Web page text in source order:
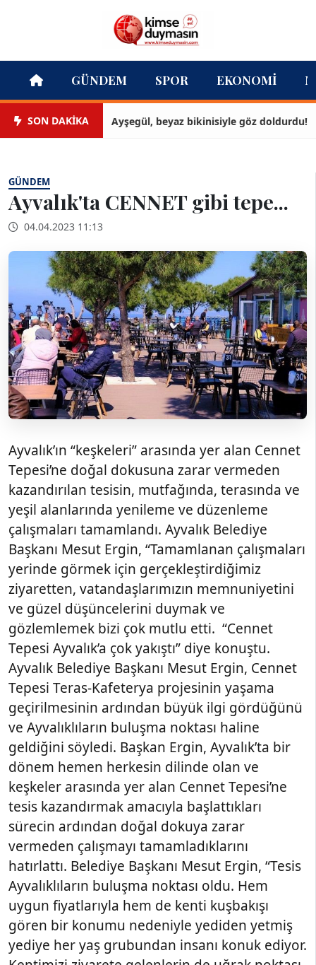
GÜNDEM SPOR EKONOMI
SON DAKİKAAyşegül, beyaz bikinisiyle göz doldurdu!
GÜNDEM
Ayvalık'ta CENNET gibi tepe...
04.04.2023 11:13
Ayvalık’ın “keşkeleri” arasında yer alan Cennet
Tepesi’ne doğal dokusuna zarar vermeden
kazandırılan tesisin, mutfağında, terasında ve
yeşil alanlarında yenileme ve düzenleme
çalışmaları tamamlandı. Ayvalık Belediye
Başkanı Mesut Ergin, “Tamamlanan çalışmaları
yerinde görmek için gerçekleştirdiğimiz
ziyaretten, vatandaşlarımızın memnuniyetini
ve güzel düşüncelerini duymak ve
gözlemlemek bizi çok mutlu etti. “Cennet
Tepesi Ayvalık’a çok yakıştı” diye konuştu.
Ayvalık Belediye Başkanı Mesut Ergin, Cennet
Tepesi Teras-Kafeterya projesinin yaşama
geçirilmesinin ardından büyük ilgi gördüğünü
ve Ayvalıklıların buluşma noktası haline
geldiğini söyledi. Başkan Ergin, Ayvalık’ta bir
dönem hemen herkesin dilinde olan ve
keşkeler arasında yer alan Cennet Tepesi’ne
tesis kazandırmak amacıyla başlattıkları
sürecin ardından doğal dokuya zarar
vermeden çalışmayı tamamladıklarını
hatırlattı. Belediye Başkanı Mesut Ergin, “Tesis
Ayvalıklıların buluşma noktası oldu. Hem
uygun fiyatlarıyla hem de kenti kuşbakışı
gören bir konumu nedeniyle yediden yetmiş
yediye her yaş grubundan insanı konuk ediyor.